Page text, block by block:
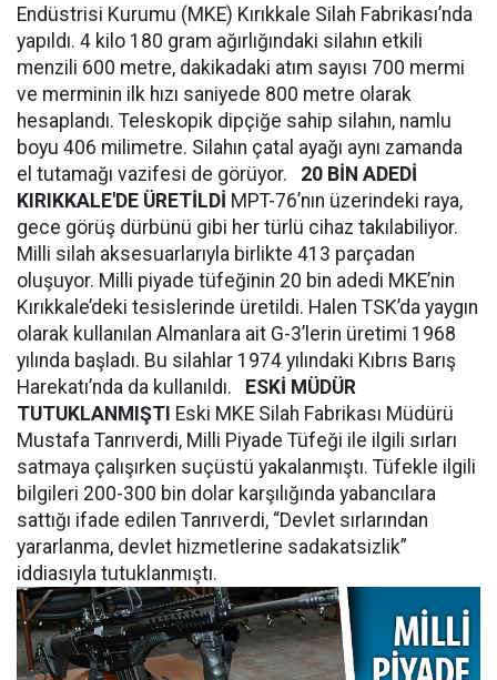
Endüstrisi Kurumu (MKE) Kırıkkale Silah Fabrikası’nda
yapıldı. 4 kilo 180 gram ağırlığındaki silahın etkili
menzili 600 metre, dakikadaki atım sayısı 700 mermi
ve merminin ilk hızı saniyede 800 metre olarak
hesaplandı. Teleskopik dipçiğe sahip silahın, namlu
boyu 406 milimetre. Silahın çatal ayağı aynı zamanda
el tutamağı vazifesi de görüyor. 20 BİN ADEDİ
KIRIKKALE'DE ÜRETİLDİ MPT-76’nın üzerindeki raya,
gece görüş dürbünü gibi her türlü cihaz takılabiliyor.
Milli silah aksesuarlarıyla birlikte 413 parçadan
oluşuyor. Milli piyade tüfeğinin 20 bin adedi MKE’nin
Kırıkkale’deki tesislerinde üretildi. Halen TSK’da yaygın
olarak kullanılan Almanlara ait G-3’lerin üretimi 1968
yılında başladı. Bu silahlar 1974 yılındaki Kıbrıs Barış
Harekatı’nda da kullanıldı.
ESKİ MÜDÜR
TUTUKLANMIŞTI Eski MKE Silah Fabrikası Müdürü
Mustafa Tanrıverdi, Milli Piyade Tüfeği ile ilgili sırları
satmaya çalışırken suçüstü yakalanmıştı. Tüfekle ilgili
bilgileri 200-300 bin dolar karşılığında yabancılara
sattığı ifade edilen Tanrıverdi, “Devlet sırlarından
yararlanma, devlet hizmetlerine sadakatsizlik”
iddiasıyla tutuklanmıştı.